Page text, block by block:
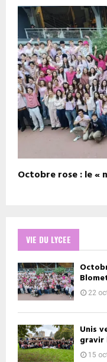
Octobre rose : le «
VIE DU LYCEE
22
Unis
gravir
15